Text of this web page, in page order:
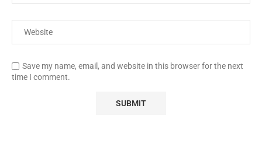
Save my name, email, and website in this browser for the next
time I comment.